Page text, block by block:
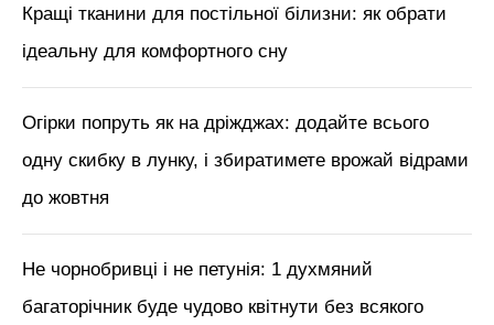
Кращі тканини для постільної білизни: як обрати
ідеальну для комфортного сну
Огірки попруть як на дріжджах: додайте всього
одну скибку в лунку, і збиратимете врожай відрами
до жовтня
Не чорнобривці і не петунія: 1 духмяний
багаторічник буде чудово квітнути без всякого